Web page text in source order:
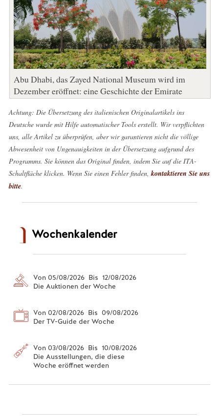
Abu Dhabi, das Zayed National Museum wird im
Dezember eröffnet: eine Geschichte der Emirate
Achtung: Die Übersetzung des italienischen Originalartikels ins
Deutsche wurde mit Hilfe automatischer Tools erstellt. Wir verpflichten
uns, alle Artikel zu überprüfen, aber wir garantieren nicht die völlige
Abwesenheit von Ungenauigkeiten in der Übersetzung aufgrund des
Programms. Sie können das Original finden, indem Sie auf die ITA-
Schaltfläche klicken. Wenn Sie einen Fehler finden,kontaktieren Sie uns
bitte.
Wochenkalender
Von 05/08/2026 Bis 12/08/2026
Die Auktionen der Woche
Von 02/08/2026 Bis 09/08/2026
Der TV-Guide der Woche
Von 03/08/2026 Bis 10/08/2026
Die Ausstellungen, die diese
Woche eröffnet werden